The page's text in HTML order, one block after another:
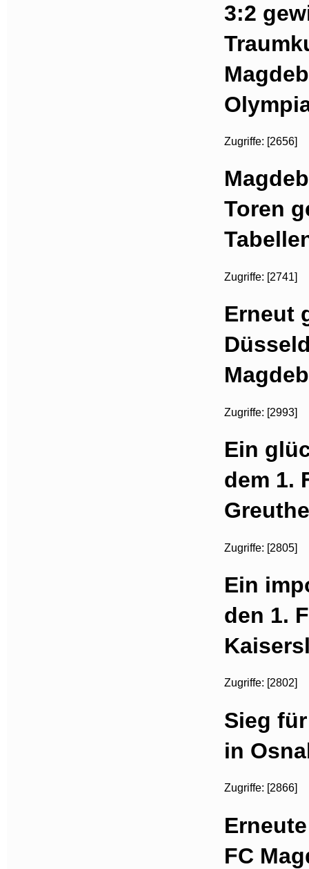
3:2
Zugriffe: [2656]
Toren
Zugriffe: [2741]
Erneut
Zugriffe: [2993]
Ein
dem 1.
Zugriffe: [2805]
Ein
den 1.
Zugriffe: [2802]
Sieg
in
Zugriffe: [2866]
FC